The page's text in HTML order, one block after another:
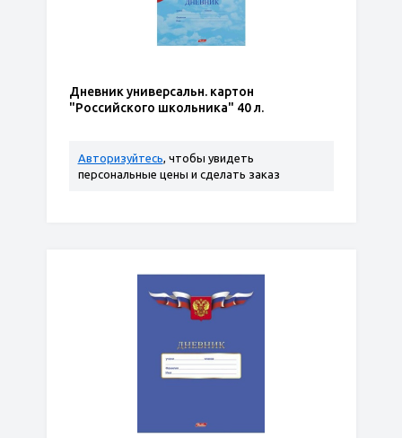
Дневник универсальн. картон
"Российского школьника" 40 л.
Авторизуйтесь, чтобы увидеть
персональные цены и сделать заказ